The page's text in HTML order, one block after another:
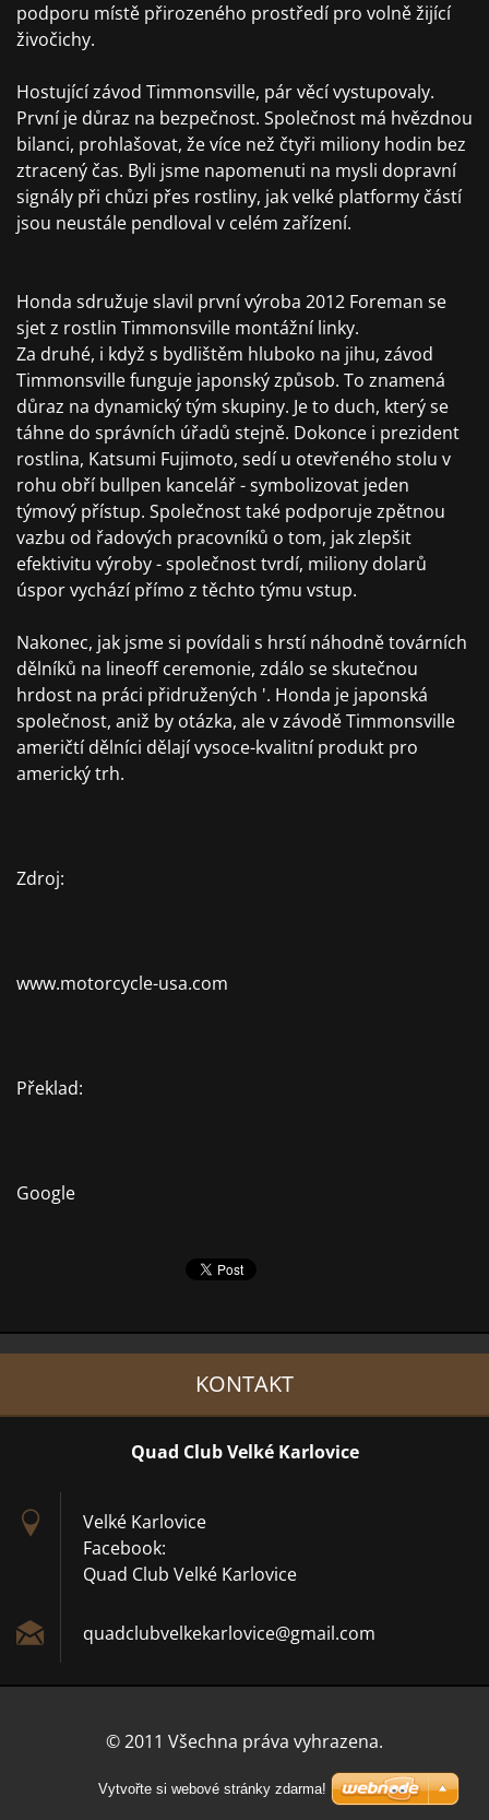
podporu místě přirozeného prostředí pro volně žijící
živočichy.
Hostující závod Timmonsville, pár věcí vystupovaly.
První je důraz na bezpečnost. Společnost má hvězdnou
bilanci, prohlašovat, že více než čtyři miliony hodin bez
ztracený čas. Byli jsme napomenuti na mysli dopravní
signály při chůzi přes rostliny, jak velké platformy částí
jsou neustále pendloval v celém zařízení.
Honda sdružuje slavil první výroba 2012 Foreman se
sjet z rostlin Timmonsville montážní linky.
Za druhé, i když s bydlištěm hluboko na jihu, závod
Timmonsville funguje japonský způsob. To znamená
důraz na dynamický tým skupiny. Je to duch, který se
táhne do správních úřadů stejně. Dokonce i prezident
rostlina, Katsumi Fujimoto, sedí u otevřeného stolu v
rohu obří bullpen kancelář - symbolizovat jeden
týmový přístup. Společnost také podporuje zpětnou
vazbu od řadových pracovníků o tom, jak zlepšit
efektivitu výroby - společnost tvrdí, miliony dolarů
úspor vychází přímo z těchto týmu vstup.
Nakonec, jak jsme si povídali s hrstí náhodně továrních
dělníků na lineoff ceremonie, zdálo se skutečnou
hrdost na práci přidružených '. Honda je japonská
společnost, aniž by otázka, ale v závodě Timmonsville
američtí dělníci dělají vysoce-kvalitní produkt pro
americký trh.
Zdroj:
www.motorcycle-usa.com
Překlad:
Google
KONTAKT
Quad Club Velké Karlovice
Velké Karlovice
Facebook:
Quad Club Velké Karlovice
quadclubvelkekarlovice@gmail.com
© 2011 Všechna práva vyhrazena.
Vytvořte si webové stránky zdarma!